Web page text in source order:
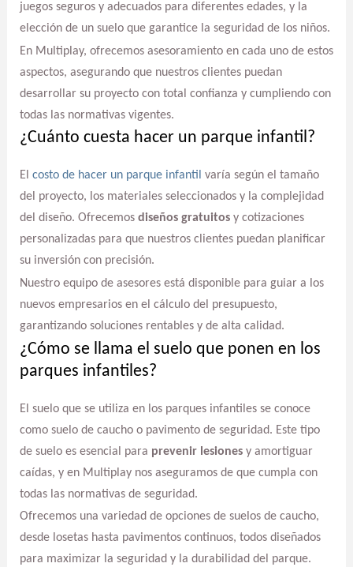
juegos seguros y adecuados para diferentes edades, y la
elección de un suelo que garantice la seguridad de los niños.
En Multiplay, ofrecemos asesoramiento en cada uno de estos
aspectos, asegurando que nuestros clientes puedan
desarrollar su proyecto con total confianza y cumpliendo con
todas las normativas vigentes.
¿Cuánto cuesta hacer un parque infantil?
El costo de hacer un parque infantil varía según el tamaño
del proyecto, los materiales seleccionados y la complejidad
del diseño. Ofrecemos diseños gratuitosy cotizaciones
personalizadas para que nuestros clientes puedan planificar
su inversión con precisión.
Nuestro equipo de asesores está disponible para guiar a los
nuevos empresarios en el cálculo del presupuesto,
garantizando soluciones rentables y de alta calidad.
¿Cómo se llama el suelo que ponen en los
parques infantiles?
El suelo que se utiliza en los parques infantiles se conoce
como suelo de caucho o pavimento de seguridad. Este tipo
de suelo es esencial para prevenir lesionesy amortiguar
caídas, y en Multiplay nos aseguramos de que cumpla con
todas las normativas de seguridad.
Ofrecemos una variedad de opciones de suelos de caucho,
desde losetas hasta pavimentos continuos, todos diseñados
para maximizar la seguridad y la durabilidad del parque.